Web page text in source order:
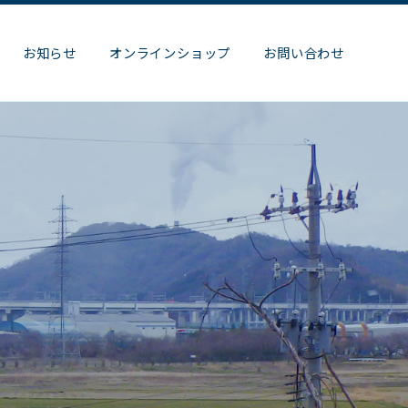
お知らせ オンラインショップ お問い合わせ